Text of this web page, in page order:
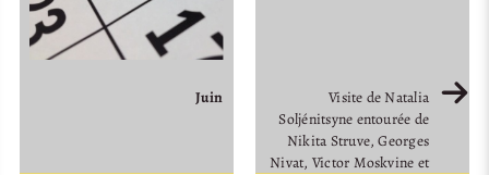
Juin
Visite de Natalia
Soljénitsyne entourée de
Nikita Struve, Georges
Nivat, Victor Moskvine et